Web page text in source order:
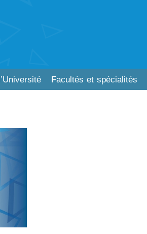
Facultés et spécialités